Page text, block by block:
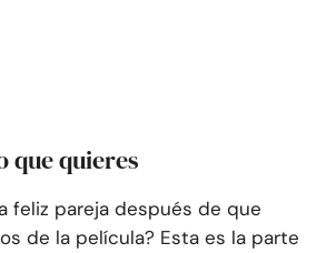
que quieres
feliz pareja después de que
de la película? Esta es la parte